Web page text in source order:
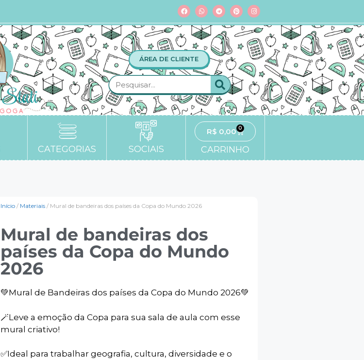
ÁREA DE CLIENTE
CATEGORIAS SOCIAIS
R$ 0,00 0
CARRINHO
Início / Materiais / Mural de bandeiras dos países da Copa do Mundo 2026
Mural de bandeiras dos
países da Copa do Mundo
2026
💚Mural de Bandeiras dos países da Copa do Mundo 2026💚
🪄Leve a emoção da Copa para sua sala de aula com esse
mural criativo!
✅️Ideal para trabalhar geografia, cultura, diversidade e o